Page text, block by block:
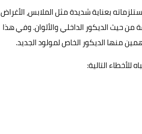
بعناية شديدة مثل الملابس، الأغراض
حيث الديكور الداخلي والألوان. وفي هذا
منها الديكور الخاص لمولود الجديد.
التالية: